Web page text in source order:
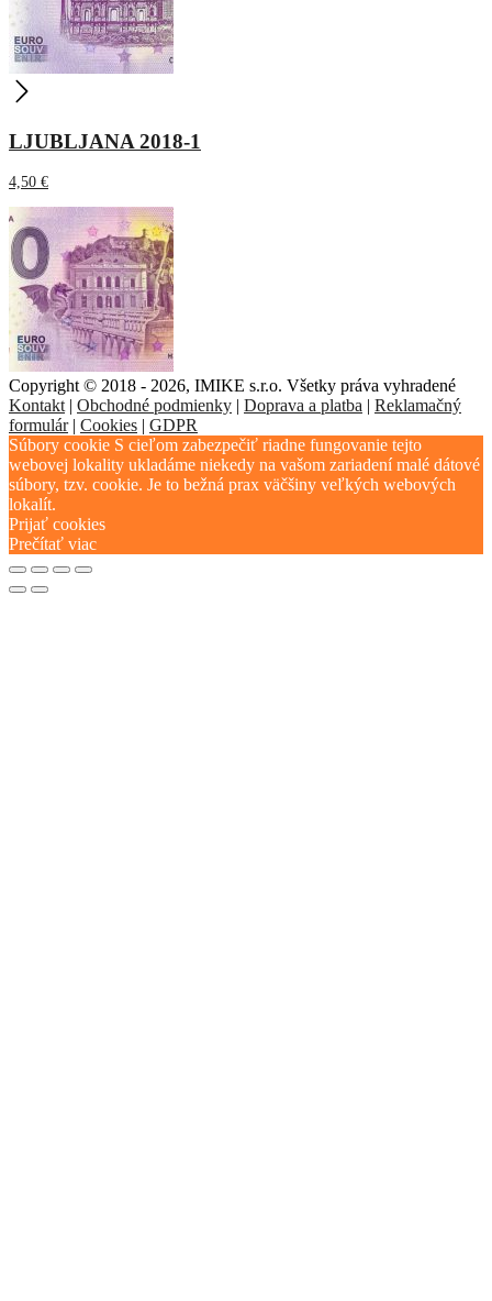
LJUBLJANA 2018-1
4,50 €
Copyright © 2018 - 2026, IMIKE s.r.o. Všetky práva vyhradené
Kontakt | Obchodné podmienky | Doprava a platba | Reklamačný
formulár| Cookies | GDPR
Súbory cookie S cieľom zabezpečiť riadne fungovanie tejto
webovej lokality ukladáme niekedy na vašom zariadení malé dátové
súbory, tzv. cookie. Je to bežná prax väčšiny veľkých webových
lokalít.
Prijať cookies
Prečítať viac